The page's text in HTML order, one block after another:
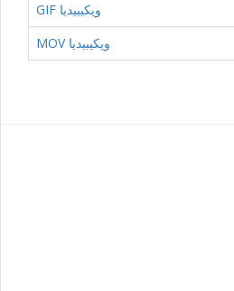
GIF ويكيبيديا
MOV ويكيبيديا